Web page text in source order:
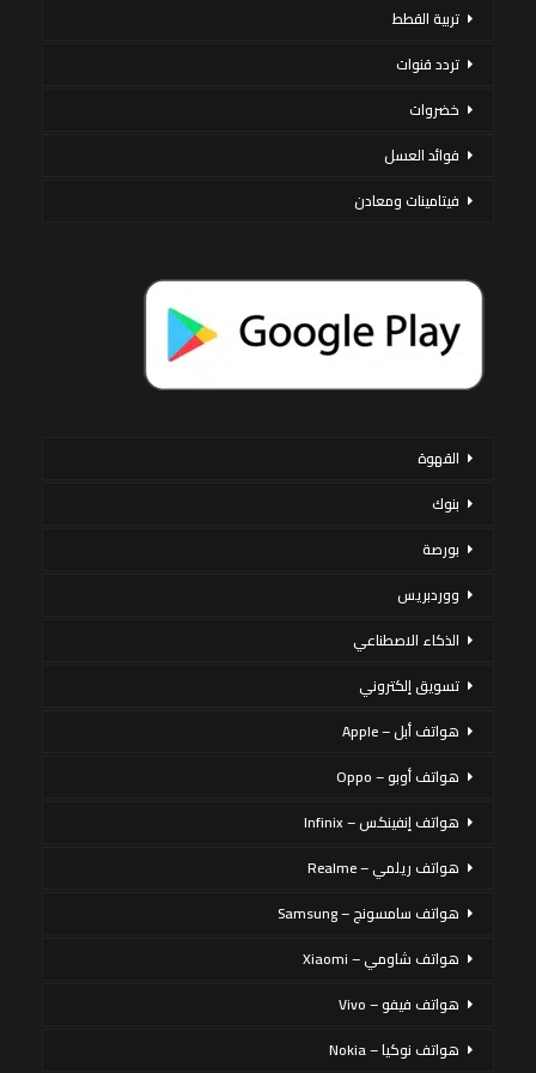
تربية القطط
تردد قنوات
خضروات
فوائد العسل
فيتامينات ومعادن
القهوة
بنوك
بورصة
ووردبريس
الذكاء الاصطناعي
تسويق إلكتروني
هواتف أبل – Apple
هواتف أوبو – Oppo
هواتف إنفينكس – Infinix
هواتف ريلمي – Realme
هواتف سامسونج – Samsung
هواتف شاومي – Xiaomi
هواتف فيفو – Vivo
هواتف نوكيا – Nokia